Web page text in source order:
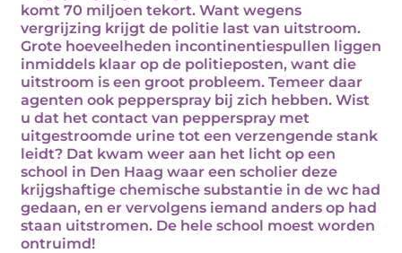
komt 70 miljoen tekort. Want wegens
vergrijzing krijgt de politie last van uitstroom.
Grote hoeveelheden incontinentiespullen liggen
inmiddels klaar op de politieposten, want die
uitstroom is een groot probleem. Temeer daar
agenten ook pepperspray bij zich hebben. Wist
u dat het contact van pepperspray met
uitgestroomde urine tot een verzengende stank
leidt? Dat kwam weer aan het licht op een
school in Den Haag waar een scholier deze
krijgshaftige chemische substantie in de wc had
gedaan, en er vervolgens iemand anders op had
staan uitstromen. De hele school moest worden
ontruimd!